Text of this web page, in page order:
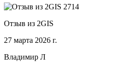
Отзыв из 2GIS
27 марта 2026 г.
Владимир Л